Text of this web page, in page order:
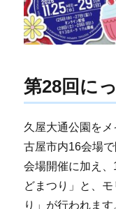
第28回に
久屋大通公園を
古屋市内16会場
会場開催に加え
どまつり」と、
り」が行われます